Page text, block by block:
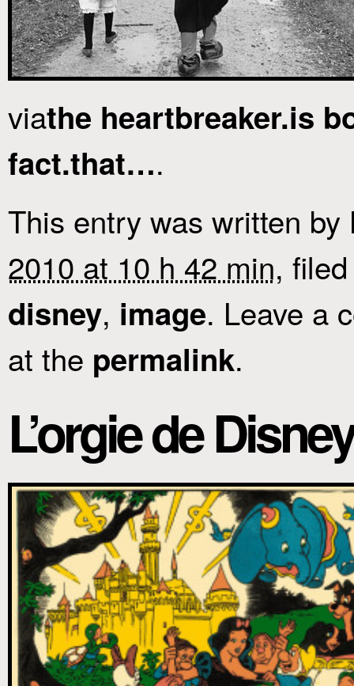
viathe heartbreaker.is
fact.that….
This entry was written by
2010 at 10 h 42 min,
disney, image. Leave a
at the permalink.
L’orgie de